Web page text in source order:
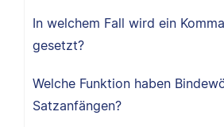
In welchem Fall wird ein Komma
gesetzt?
Welche Funktion haben
Satzanfängen?